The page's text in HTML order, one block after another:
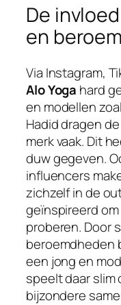
De
en
Via Instagram,
Alo Yoga hard
en modellen
Hadid dragen
merk vaak. Dit
duw gegeven.
influencers
zichzelf in de
geïnspireerd
proberen. Door
beroemdheden
een jong en
speelt daar slim
bijzondere